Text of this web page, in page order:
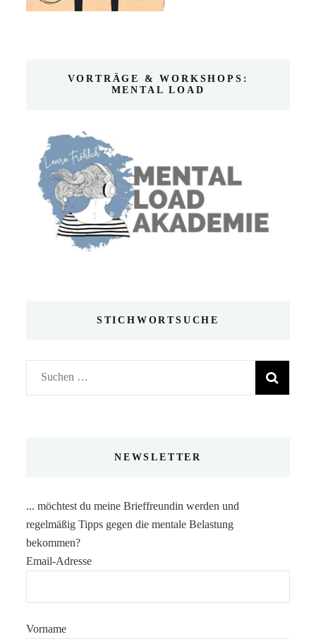
VORTRÄGE & WORKSHOPS:
MENTAL LOAD
STICHWORTSUCHE
Suchen
nach:
NEWSLETTER
... möchtest du meine Brieffreundin werden und
regelmäßig Tipps gegen die mentale Belastung
bekommen?
Email-Adresse
Vorname